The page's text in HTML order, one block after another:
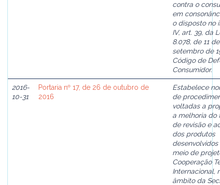
contra o
em
o disposto no
IV, art. 39, da
8.078, de 11 de
setembro de
Código de
Consumidor.
2016-
10-31
Portaria nº 17, de 26 de outubro de
2016
Estabelece
de
voltadas a
a melhoria do
de revisão e
dos produtos
desenvolvidos
meio de
Cooperação
Internacional,
âmbito da